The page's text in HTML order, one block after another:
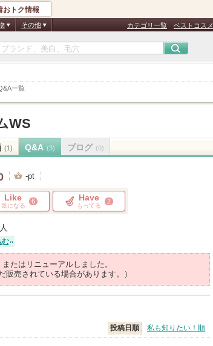
一覧
おトク情報
その他 カテゴリ一覧 ベストコスメ
WS
(1) Q&A (3) ブログ (0)
-pt
Like
気になる
6 Have
もってる
2
人
む
たはリニューアルしました。
販売されている場合があります。）
投稿日順 私も知りたい！順